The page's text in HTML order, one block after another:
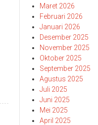
Maret 2026
Februari 2026
Januari 2026
Desember 2025
November 2025
Oktober 2025
September 2025
Agustus 2025
Juli 2025
Juni 2025
Mei 2025
April 2025